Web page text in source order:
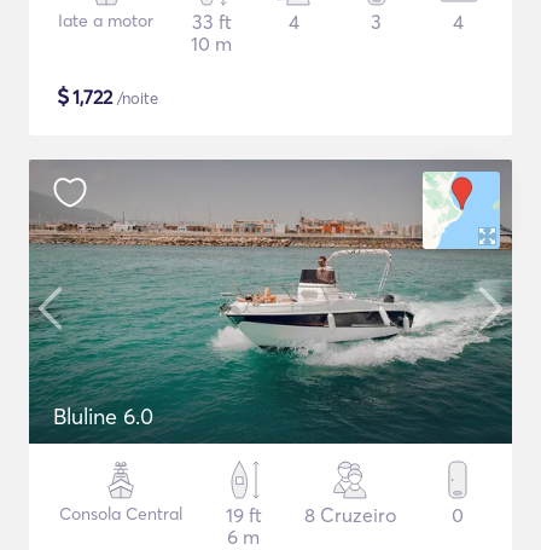
Iate a motor
33 ft
10 m
4 3 4
$1,722/noite
Bluline 6.0
Consola Central
19 ft
6 m
8 Cruzeiro 0